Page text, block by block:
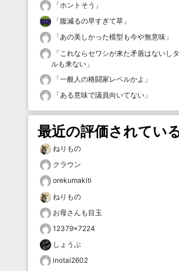
「ホントそう 」
「腹減るの早すぎて草 」
「あの美しかった模型も今や無意味 」
「 これならセワシが来た矛盾はないし
ルも来ない 」
「一般人の格闘家レベルかよ 」
「ある意味で議員向いてない 」
最近の評価されてい
ねりもの
クラウン
orekumakiti
ねりもの
お母さんも目玉
12379×7224
しょうぶ
inotai2602